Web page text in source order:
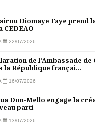
Diomaye Faye prend
CEDEAO
22/07/2026
de l’Ambassade de
la République françai...
16/07/2026
Don-Mello engage la
parti
13/07/2026